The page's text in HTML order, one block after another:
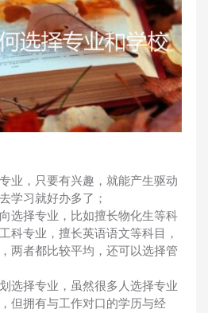
业，只要有兴趣，就能产生驱动
学习就好办多了；
选择专业，比如擅长物化生等科
科专业，擅长英语语文等科目，
两者都比较平均，还可以选择管
选择专业，虽然很多人选择专业
但拥有与工作对口的学历与经